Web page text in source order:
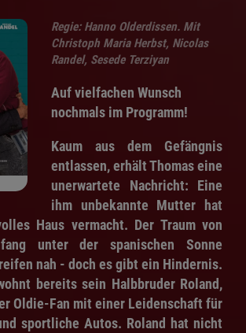
Regie: Hanno Olderdissen. Mit
Christoph Maria Herbst, Nicolas
Randel, Sesede Terziyan
Auf vielfachen Wunsch
nochmals im Programm!
Kaum aus dem Gefängnis
entlassen, erhält Thomas eine
unerwartete Nachricht: Eine
ihm unbekannte Mutter hat
Haus vermacht. Der Traum von
unter der spanischen Sonne
nah - doch es gibt ein Hindernis.
bereits sein Halbbruder Roland,
Oldie-Fan mit einer Leidenschaft für
sportliche Autos. Roland hat nicht